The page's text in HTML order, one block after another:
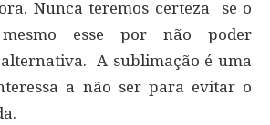
Nunca teremos certeza se o
esse por não poder
A sublimação é uma
a não ser para evitar o